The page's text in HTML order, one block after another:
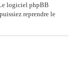
logiciel phpBB
reprendre le